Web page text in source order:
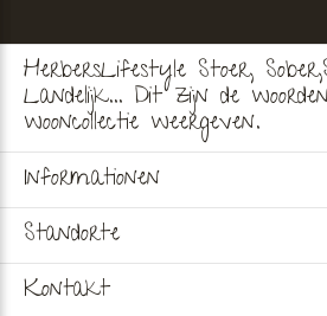
HerbersLifestyle Stoer,
Landelijk... Dit zijn de
wooncollectie weergeven.
Informationen
Standorte
Kontakt